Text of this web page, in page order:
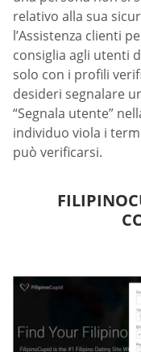
relativo alla sua
l’Assistenza clienti
consiglia agli utenti
solo con i profili
desideri segnalare
“Segnala utente”
individuo viola i
può verificarsi.